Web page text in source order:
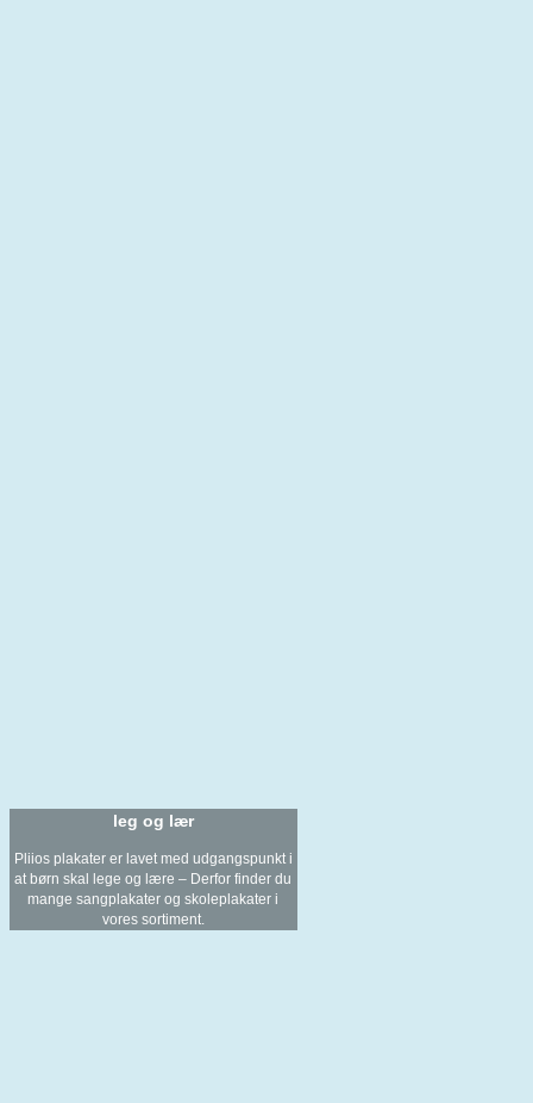
leg og lær
Pliios plakater er lavet med udgangspunkt i
at børn skal lege og lære – Derfor finder du
mange sangplakater ogskoleplakater i
vores sortiment.